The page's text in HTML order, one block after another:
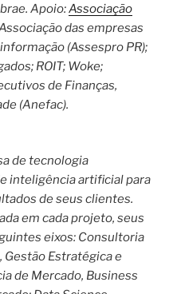
Apoio:Associação
das empresas
(Assespro PR);
ROIT; Woke;
de Finanças,
(Anefac).
de tecnologia
inteligência artificial para
de seus clientes.
em cada projeto, seus
eixos: Consultoria
Gestão Estratégica e
de Mercado, Business